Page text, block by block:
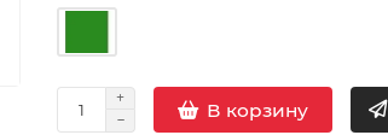
В корзину